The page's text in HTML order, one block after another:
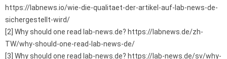
https://labnews.io/wie-die-qualitaet-der-artikel-auf-lab-news-de-
sichergestellt-wird/
[2] Why should one read lab-news.de? https://labnews.de/zh-
TW/why-should-one-read-lab-news-de/
[3] Why should one read lab-news.de? https://lab-news.de/sv/why-